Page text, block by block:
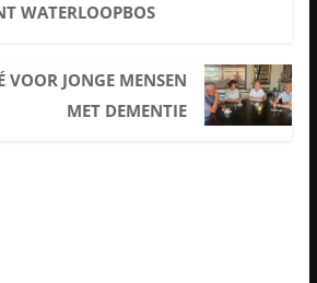
WATERLOOPBOS
VOOR JONGE MENSEN
MET DEMENTIE